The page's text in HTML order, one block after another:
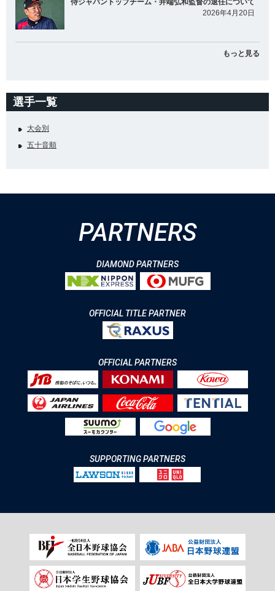
侍ジャパントップチーム・井端弘和監督の退任について
2026年4月20日
もっと見る
選手一覧
大会別
五十音順
PARTNERS
DIAMOND PARTNERS
OFFICIAL TITLE PARTNER
OFFICIAL PARTNERS
SUPPORTING PARTNERS